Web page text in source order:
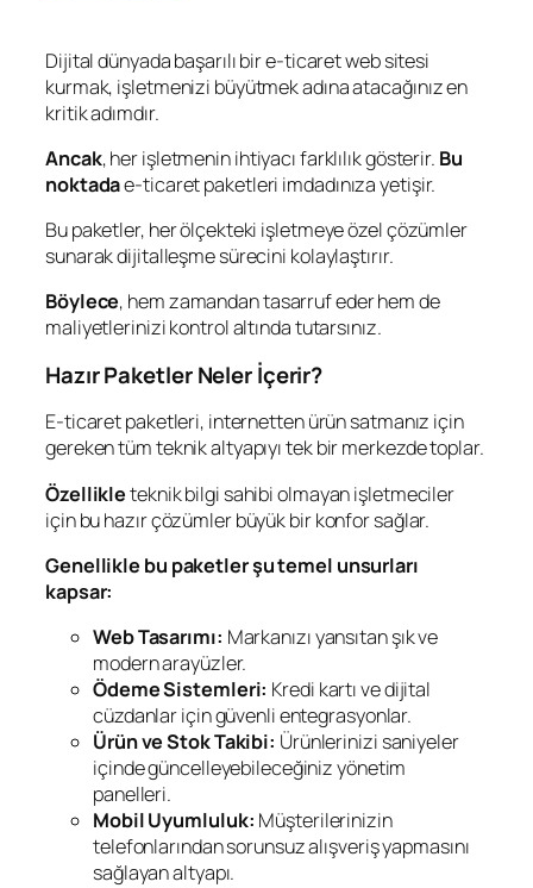
Dijital dünyada başarılı bir e-ticaret web sitesi
kurmak, işletmenizi büyütmek adına atacağınız en
kritik adımdır.
Ancak, her işletmenin ihtiyacı farklılık gösterir. Bu
noktadae-ticaret paketleri imdadınıza yetişir.
Bu paketler, her ölçekteki işletmeye özel çözümler
sunarak dijitalleşme sürecini kolaylaştırır.
Böylece, hem zamandan tasarruf eder hem de
maliyetlerinizi kontrol altında tutarsınız.
Hazır Paketler Neler İçerir?
E-ticaret paketleri, internetten ürün satmanız için
gereken tüm teknik altyapıyı tek bir merkezde toplar.
Özellikleteknik bilgi sahibi olmayan işletmeciler
için bu hazır çözümler büyük bir konfor sağlar.
Genellikle bu paketler şu temel unsurları
kapsar:
Web Tasarımı: Markanızı yansıtan şık ve
modern arayüzler.
Ödeme Sistemleri: Kredi kartı ve dijital
cüzdanlar için güvenli entegrasyonlar.
Ürün ve Stok Takibi: Ürünlerinizi saniyeler
içinde güncelleyebileceğiniz yönetim
panelleri.
Mobil Uyumluluk: Müşterilerinizin
telefonlarından sorunsuz alışveriş yapmasını
sağlayan altyapı.